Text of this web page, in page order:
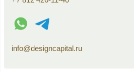
WhatsApp контакт
Telegram контакт
info@designcapital.ru